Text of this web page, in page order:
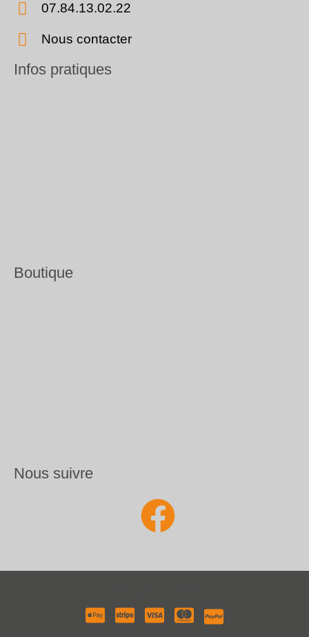
07.84.13.02.22
Nous contacter
Infos pratiques
Boutique
Nous suivre